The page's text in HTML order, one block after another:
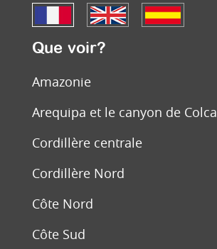
Que voir?
Amazonie
Arequipa et le canyon de Colca
Cordillère centrale
Cordillère Nord
Côte Nord
Côte Sud